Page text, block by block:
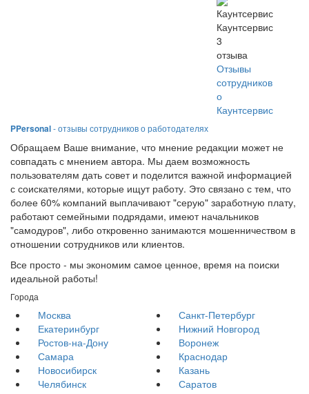
Каунтсервис
3
отзыва
Отзывы
сотрудников
о
Каунтсервис
PPersonal- отзывы сотрудников о работодателях
Обращаем Ваше внимание, что мнение редакции может не
совпадать с мнением автора. Мы даем возможность
пользователям дать совет и поделится важной информацией
с соискателями, которые ищут работу. Это связано с тем, что
более 60% компаний выплачивают "серую" заработную плату,
работают семейными подрядами, имеют начальников
"самодуров", либо откровенно занимаются мошенничеством в
отношении сотрудников или клиентов.
Все просто - мы экономим самое ценное, время на поиски
идеальной работы!
Города
Москва
Санкт-Петербург
Екатеринбург
Нижний Новгород
Ростов-на-Дону
Воронеж
Самара
Краснодар
Новосибирск
Казань
Челябинск
Саратов